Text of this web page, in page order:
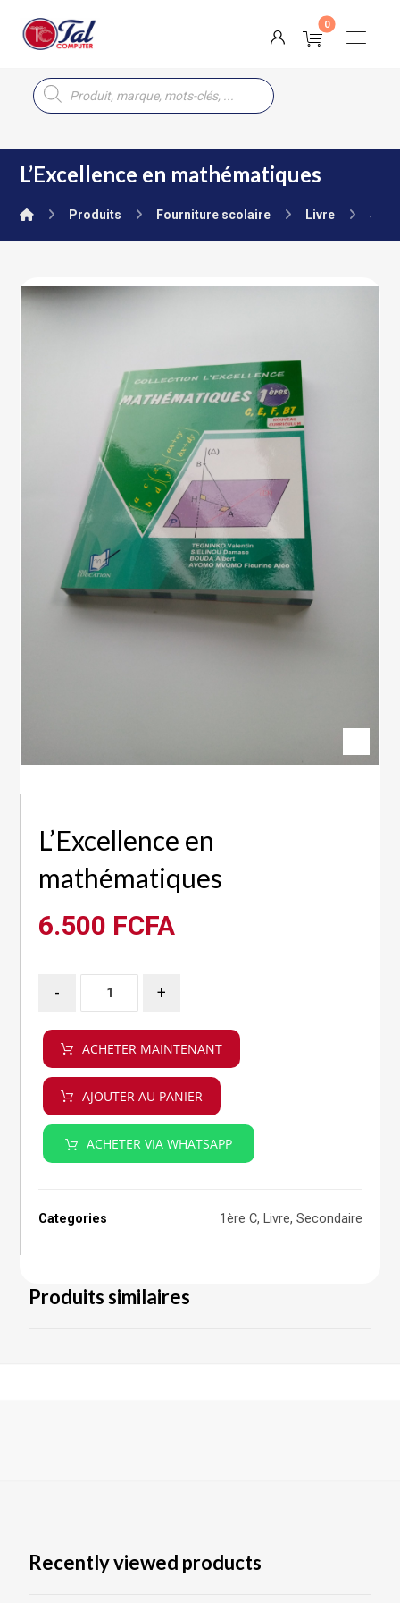
L’Excellence en mathématiques
Produits Fourniture scolaire Livre
L’Excellence en
mathématiques
6.500 FCFA
- +
ACHETER MAINTENANT
AJOUTER AU PANIER
ACHETER VIA WHATSAPP
Categories 1ère C, Livre, Secondaire
Produits similaires
Recently viewed products